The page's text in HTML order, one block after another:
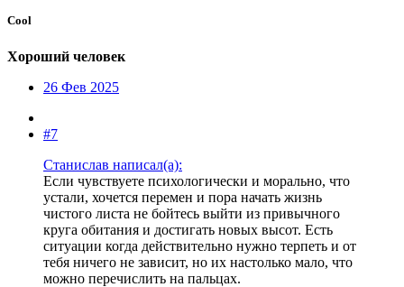
Cool
Хороший человек
26 Фев 2025
#7
Станислав написал(а):
Если чувствуете психологически и морально, что
устали, хочется перемен и пора начать жизнь
чистого листа не бойтесь выйти из привычного
круга обитания и достигать новых высот. Есть
ситуации когда действительно нужно терпеть и от
тебя ничего не зависит, но их настолько мало, что
можно перечислить на пальцах.